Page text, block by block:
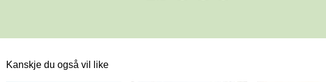
Kanskje du også vil like